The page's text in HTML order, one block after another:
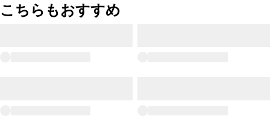
こちらもおすすめ